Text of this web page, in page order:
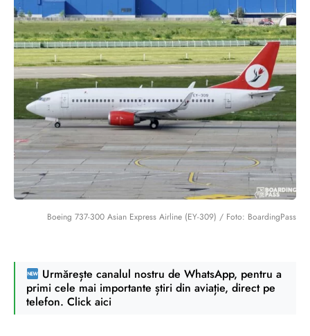
Boeing 737-300 Asian Express Airline (EY-309) / Foto: BoardingPass
Urmărește canalul nostru de WhatsApp, pentru a
primi cele mai importante știri din aviație, direct pe
telefon. Click aici